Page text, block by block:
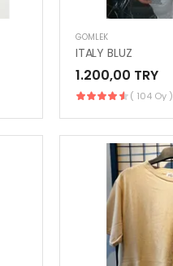
GÖMLEK
ITALY BLUZ
1.200,00 TRY
( 104 Oy )